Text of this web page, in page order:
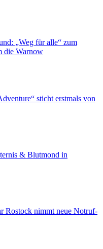
„Weg für alle“ zum
die Warnow
sticht erstmals von
& Blutmond in
Rostock nimmt neue Notruf-